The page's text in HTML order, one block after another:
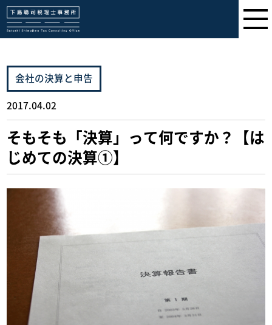
会社の決算と申告
2017.04.02
そもそも「決算」って何ですか？【は
じめての決算①】